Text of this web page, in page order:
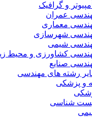
و گرافیک
عمران
معماری
شهرسازی
شیمی
کشاورزی و محیط زیست
صنایع
های مهندسی
شناسی